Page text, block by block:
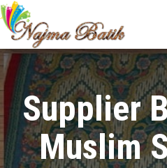
Jasa
Batik
Supplier
Muslim